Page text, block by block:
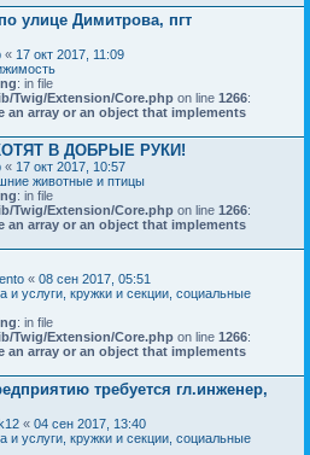
улице Димитрова, пгт
« 17 окт 2017, 11:09
: in file
Twig/Extension/Core.php on line 1266:
an array or an object that implements
В ДОБРЫЕ РУКИ!
« 17 окт 2017, 10:57
животные и птицы
: in file
Twig/Extension/Core.php on line 1266:
an array or an object that implements
« 08 сен 2017, 05:51
и услуги, кружки и секции, социальные
: in file
Twig/Extension/Core.php on line 1266:
an array or an object that implements
требуется гл.инженер,
« 04 сен 2017, 13:40
и услуги, кружки и секции, социальные